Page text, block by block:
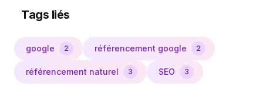
Tags liés
google 2 référencement google 2
référencement naturel 3 SEO 3